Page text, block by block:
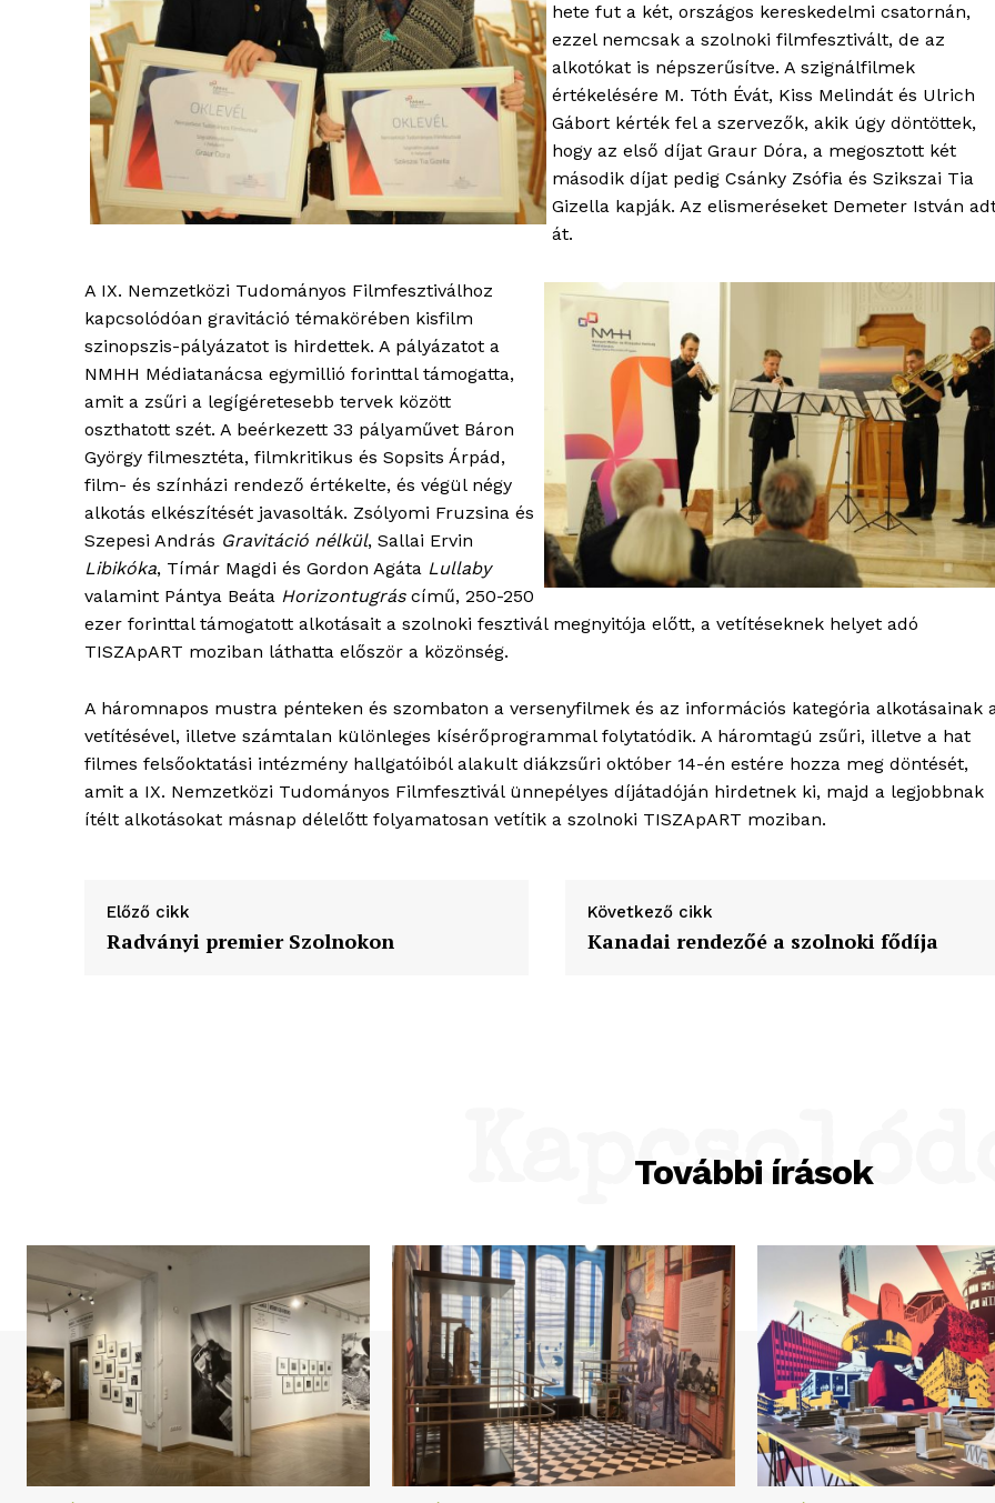
ELŐFIZETÉS
hete fut a két, országos kereskedelmi csatornán,
ezzel nemcsak a szolnoki filmfesztivált, de az
alkotókat is népszerűsítve. A szignálfilmek
értékelésére M. Tóth Évát, Kiss Melindát és Ulrich
Gábort kérték fel a szervezők, akik úgy döntöttek,
hogy az első díjat Graur Dóra, a megosztott két
második díjat pedig Csánky Zsófia és Szikszai Tia
Gizella kapják. Az elismeréseket Demeter István
át.
A IX. Nemzetközi Tudományos Filmfesztiválhoz
kapcsolódóan gravitáció témakörében kisfilm
szinopszis-pályázatot is hirdettek. A pályázatot a
NMHH Médiatanácsa egymillió forinttal támogatta,
amit a zsűri a legígéretesebb tervek között
oszthatott szét. A beérkezett 33 pályaművet Báron
György filmesztéta, filmkritikus és Sopsits Árpád,
film- és színházi rendező értékelte, és végül négy
alkotás elkészítését javasolták. Zsólyomi Fruzsina és
Szepesi András Gravitáció nélkül, Sallai Ervin
Libikóka, Tímár Magdi és Gordon Agáta Lullaby
valamint Pántya Beáta Horizontugráscímű, 250-250
ezer forinttal támogatott alkotásait a szolnoki fesztivál megnyitója előtt, a vetítéseknek helyet adó
TISZApART moziban láthatta először a közönség.
A háromnapos mustra pénteken és szombaton a versenyfilmek és az információs kategória alkotásainak
vetítésével, illetve számtalan különleges kísérőprogrammal folytatódik. A háromtagú zsűri, illetve a hat
filmes felsőoktatási intézmény hallgatóiból alakult diákzsűri október 14-én estére hozza meg döntését,
amit a IX. Nemzetközi Tudományos Filmfesztivál ünnepélyes díjátadóján hirdetnek ki, majd a legjobbnak
ítélt alkotásokat másnap délelőtt folyamatosan vetítik a szolnoki TISZApART moziban.
Előző cikk
Radványi premier Szolnokon
Következő cikk
Kanadai rendezőé a szolnoki fődíja
További írások